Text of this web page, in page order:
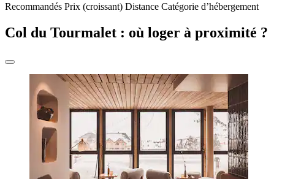
Recommandés Prix (croissant) Distance Catégorie d’hébergement
Col du Tourmalet : où loger à proximité ?